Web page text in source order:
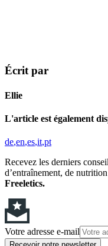
Écrit par
Ellie
L'article est également
de en es it pt
Recevez les derniers
d’entraînement, de
Freeletics.
Votre adresse e-mail